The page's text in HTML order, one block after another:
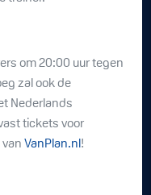
om 20:00 uur tegen
zal ook de
Nederlands
tickets voor
vanVanPlan.nl !